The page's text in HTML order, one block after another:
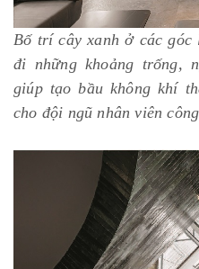
Bố trí cây xanh ở các góc
đi những khoảng trống,
giúp tạo bầu không khí
cho đội ngũ nhân viên